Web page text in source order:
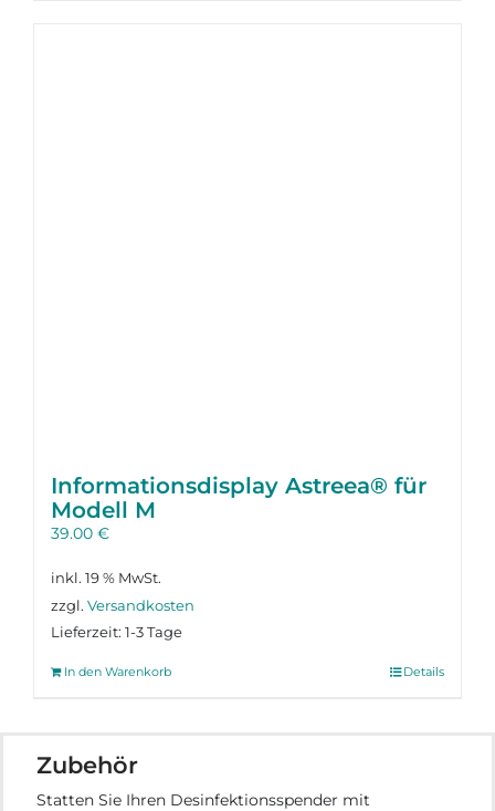
Informationsdisplay Astreea® für
Modell M
39.00 €
inkl. 19 % MwSt.
zzgl. Versandkosten
Lieferzeit: 1-3 Tage
In den Warenkorb Details
Zubehör
Statten Sie Ihren Desinfektionsspender mit